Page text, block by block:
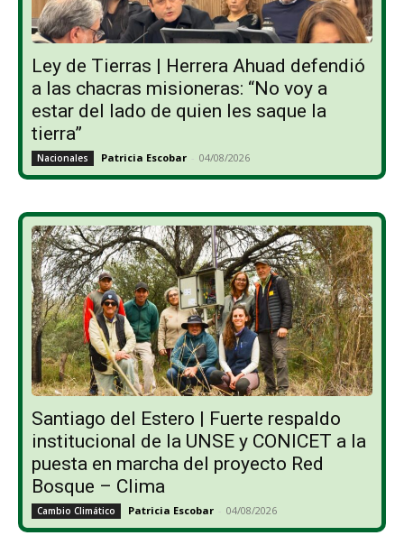
Ley de Tierras | Herrera Ahuad defendió
a las chacras misioneras: “No voy a
estar del lado de quien les saque la
tierra”
Nacionales Patricia Escobar - 04/08/2026
Santiago del Estero | Fuerte respaldo
institucional de la UNSE y CONICET a la
puesta en marcha del proyecto Red
Bosque – Clima
Cambio Climático Patricia Escobar - 04/08/2026